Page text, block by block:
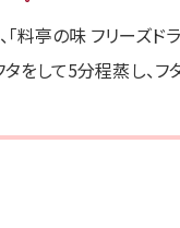
料亭の味 フリーズド
をして5分程蒸し、